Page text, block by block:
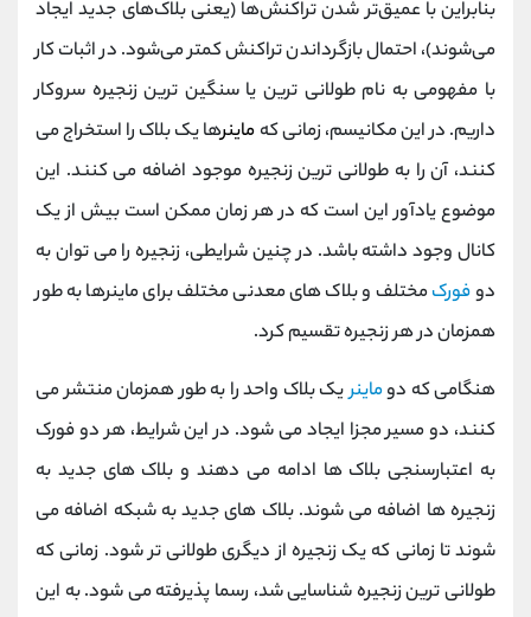
بنابراین با عمیق‌تر شدن تراکنش‌ها (یعنی بلاک‌های جدید ایجاد
می‌شوند)، احتمال بازگرداندن تراکنش کمتر می‌شود. در اثبات کار
با مفهومی به نام طولانی ترین یا سنگین ترین زنجیره سروکار
داریم. در این مکانیسم، زمانی که ماینرها یک بلاک را استخراج می
کنند، آن را به طولانی ترین زنجیره موجود اضافه می کنند. این
موضوع یادآور این است که در هر زمان ممکن است بیش از یک
کانال وجود داشته باشد. در چنین شرایطی، زنجیره را می توان به
دوفورکمختلف و بلاک های معدنی مختلف برای ماینرها به طور
همزمان در هر زنجیره تقسیم کرد.
هنگامی که دوماینریک بلاک واحد را به طور همزمان منتشر می
کنند، دو مسیر مجزا ایجاد می شود. در این شرایط، هر دو فورک
به اعتبارسنجی بلاک ها ادامه می دهند و بلاک های جدید به
زنجیره ها اضافه می شوند. بلاک های جدید به شبکه اضافه می
شوند تا زمانی که یک زنجیره از دیگری طولانی تر شود. زمانی که
طولانی ترین زنجیره شناسایی شد، رسما پذیرفته می شود. به این